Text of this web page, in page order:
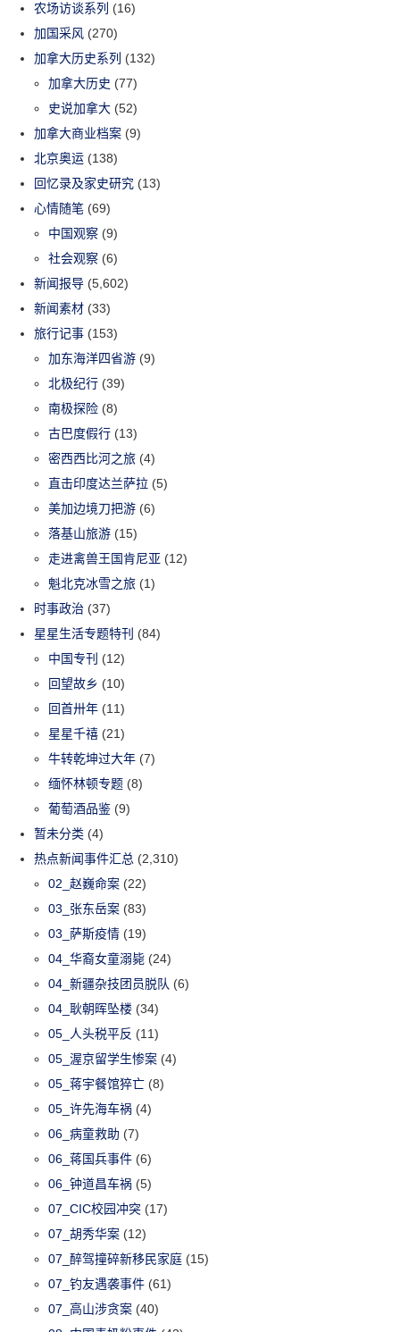
农场访谈系列 (16)
加国采风 (270)
加拿大历史系列 (132)
加拿大历史 (77)
史说加拿大 (52)
加拿大商业档案 (9)
北京奥运 (138)
回忆录及家史研究 (13)
心情随笔 (69)
中国观察 (9)
社会观察 (6)
新闻报导 (5,602)
新闻素材 (33)
旅行记事 (153)
加东海洋四省游 (9)
北极纪行 (39)
南极探险 (8)
古巴度假行 (13)
密西西比河之旅 (4)
直击印度达兰萨拉 (5)
美加边境刀把游 (6)
落基山旅游 (15)
走进禽兽王国肯尼亚 (12)
魁北克冰雪之旅 (1)
时事政治 (37)
星星生活专题特刊 (84)
中国专刊 (12)
回望故乡 (10)
回首卅年 (11)
星星千禧 (21)
牛转乾坤过大年 (7)
缅怀林顿专题 (8)
葡萄酒品鉴 (9)
暂未分类 (4)
热点新闻事件汇总 (2,310)
02_赵巍命案 (22)
03_张东岳案 (83)
03_萨斯疫情 (19)
04_华裔女童溺毙 (24)
04_新疆杂技团员脱队 (6)
04_耿朝晖坠楼 (34)
05_人头税平反 (11)
05_渥京留学生惨案 (4)
05_蒋宇餐馆猝亡 (8)
05_许先海车祸 (4)
06_病童救助 (7)
06_蒋国兵事件 (6)
06_钟道昌车祸 (5)
07_CIC校园冲突 (17)
07_胡秀华案 (12)
07_醉驾撞碎新移民家庭 (15)
07_钓友遇袭事件 (61)
07_高山涉贪案 (40)